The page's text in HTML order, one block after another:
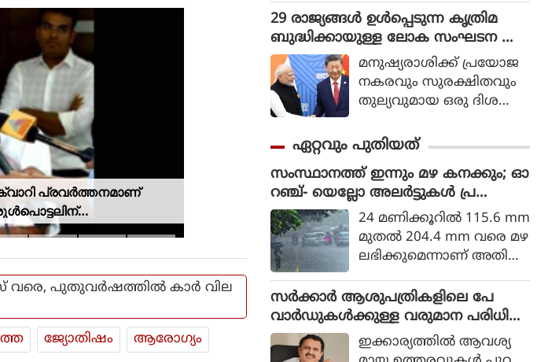
പ്രവര്‍ത്തനമാണ്
മന്ത്രി പികെ
പുതുവർഷത്തിൽ കാർ വില
ജ്യോതിഷം
ആരോഗ്യം
രും.
29 രാജ്യങ്ങള്‍ ഉള്‍പ്പെടുന്ന കൃത്രിമ
ബുദ്ധിക്കായുള്ള ലോക സംഘടന ആ
രംഭിച്ച് ചൈന; ഇന്ത്യ ഇല്ലമനുഷ്യരാശിക്ക് പ്രയോജ
നകരവും സുരക്ഷിതവും
തുല്യവുമായ ഒരു ദിശ
വികസിക്കുന്നുവെന്ന് ഉറ
പ്പാക്കുക എന്ന പ്രഖ്യാപിത
ലക്ഷ്യത്തോടെയാണ് ഇ
തിന്റെ ആരംഭം. ചടങ്ങില്‍
യുഎന്‍ സെക്രട്ടറി ജനറല്‍
അന്റോണിയോ ഗുട്ടെറസ്
പങ്കെടുത്തു.
ഏറ്റവും പുതിയത്
സംസ്ഥാനത്ത് ഇന്നും മഴ കനക്കും; ഓ
റഞ്ച്- യെല്ലോ അലര്‍ട്ടുകള്‍ പ്ര
ഖ്യാപിച്ചു
24 മണിക്കൂറില്‍ 115.6 mm
മുതല്‍ 204.4 mm വരെ മഴ
ലഭിക്കുമെന്നാണ് അതിശ
ainfall) എന്നത് കൊണ്ട്
കാലാവസ്ഥ വകുപ്പ് അ
ര്‍ത്ഥമാക്കുന്നത്.
സര്‍ക്കാര്‍ ആശുപത്രികളിലെ പേ
വാര്‍ഡുകള്‍ക്കുള്ള വരുമാന പരിധി
കേരളം ഒഴിവാക്കുന്നുഇക്കാര്യത്തില്‍ ആവശ്യ